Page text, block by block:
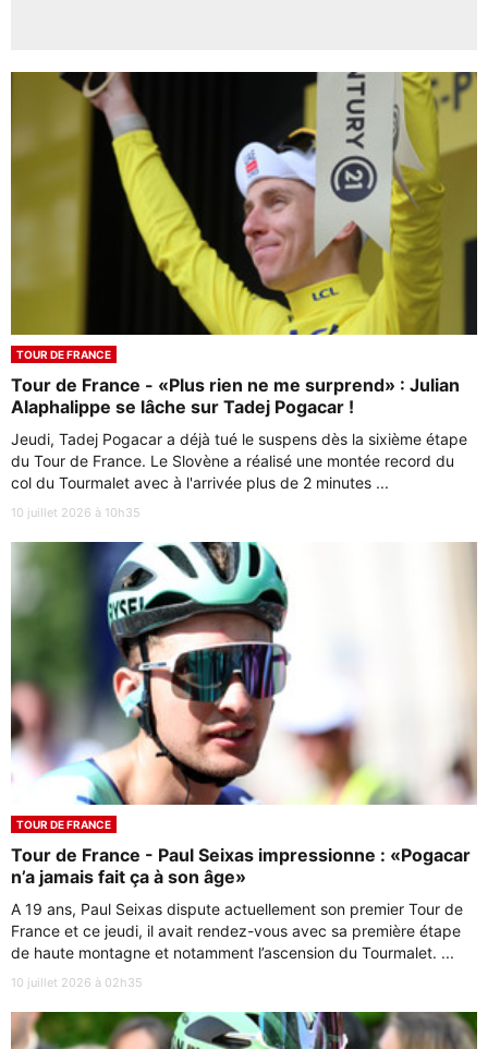
TOUR DE FRANCE
Tour de France - «Plus rien ne me surprend» : Julian
Alaphalippe se lâche sur Tadej Pogacar !
Jeudi, Tadej Pogacar a déjà tué le suspens dès la sixième étape
du Tour de France. Le Slovène a réalisé une montée record du
col du Tourmalet avec à l'arrivée plus de 2 minutes ...
10 juillet 2026 à 10h35
TOUR DE FRANCE
Tour de France - Paul Seixas impressionne : «Pogacar
n’a jamais fait ça à son âge»
A 19 ans, Paul Seixas dispute actuellement son premier Tour de
France et ce jeudi, il avait rendez-vous avec sa première étape
de haute montagne et notamment l’ascension du Tourmalet. ...
10 juillet 2026 à 02h35